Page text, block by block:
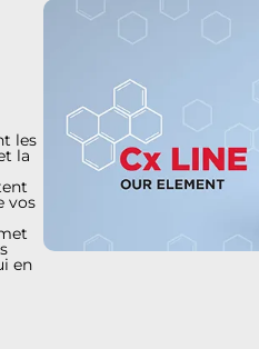
les
la
vos
en